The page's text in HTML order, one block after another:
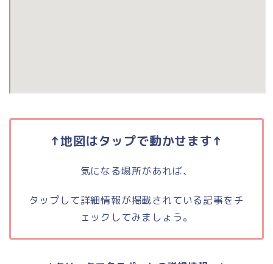
↑地図はタップで動かせます↑
気になる場所があれば、
タップして詳細情報が掲載されている記事をチ
ェックしてみましょう。